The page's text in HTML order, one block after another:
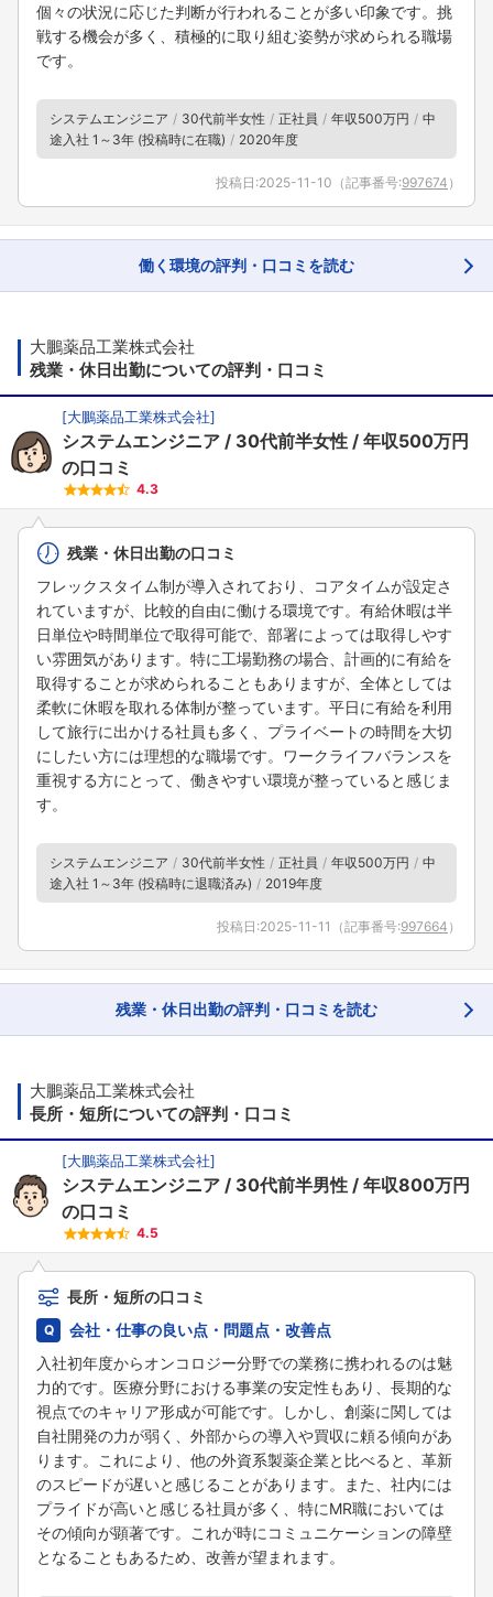
個々の状況に応じた判断が行われることが多い印象です。挑
戦する機会が多く、積極的に取り組む姿勢が求められる職場
です。
システムエンジニア 30代前半女性 正社員 年収500万円
中
途入社 1～3年 (投稿時に在職)
2020年度
投稿日:2025-11-10 （記事番号:997674 ）
働く環境の評判・口コミを読む
大鵬薬品工業株式会社
残業・休日出勤についての評判・口コミ
[大鵬薬品工業株式会社]
システムエンジニア 30代前半女性
年収500万円
の口コミ
4.3
残業・休日出勤の口コミ
フレックスタイム制が導入されており、コアタイムが設定さ
れていますが、比較的自由に働ける環境です。有給休暇は半
日単位や時間単位で取得可能で、部署によっては取得しやす
い雰囲気があります。特に工場勤務の場合、計画的に有給を
取得することが求められることもありますが、全体としては
柔軟に休暇を取れる体制が整っています。平日に有給を利用
して旅行に出かける社員も多く、プライベートの時間を大切
にしたい方には理想的な職場です。ワークライフバランスを
重視する方にとって、働きやすい環境が整っていると感じま
す。
システムエンジニア 30代前半女性 正社員 年収500万円
中
途入社 1～3年 (投稿時に退職済み)
2019年度
投稿日:2025-11-11 （記事番号:997664 ）
残業・休日出勤の評判・口コミを読む
大鵬薬品工業株式会社
長所・短所についての評判・口コミ
[大鵬薬品工業株式会社]
システムエンジニア 30代前半男性
年収800万円
の口コミ
4.5
長所・短所の口コミ
会社・仕事の良い点・問題点・改善点
入社初年度からオンコロジー分野での業務に携われるのは魅
力的です。医療分野における事業の安定性もあり、長期的な
視点でのキャリア形成が可能です。しかし、創薬に関しては
自社開発の力が弱く、外部からの導入や買収に頼る傾向があ
ります。これにより、他の外資系製薬企業と比べると、革新
のスピードが遅いと感じることがあります。また、社内には
プライドが高いと感じる社員が多く、特にMR職においては
その傾向が顕著です。これが時にコミュニケーションの障壁
となることもあるため、改善が望まれます。